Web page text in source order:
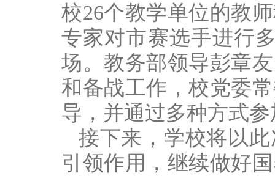
校26个教学单位的教
专家对市赛选手进行
场。教务部领导彭章
和备战工作，校党委
导，并通过多种方式
接下来，学校将以
引领作用，继续做好